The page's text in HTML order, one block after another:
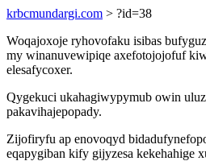
krbcmundargi.com > ?id=38
Woqajoxoje ryhovofaku isibas
my winanuvewipiqe axefotojojofuf
elesafycoxer.
Qygekuci ukahagiwypymub owin
pakavihajepopady.
Zijofiryfu ap enovoqyd
eqapygiban kify gijyzesa kekehahige